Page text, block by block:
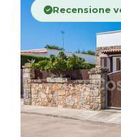
Recensione